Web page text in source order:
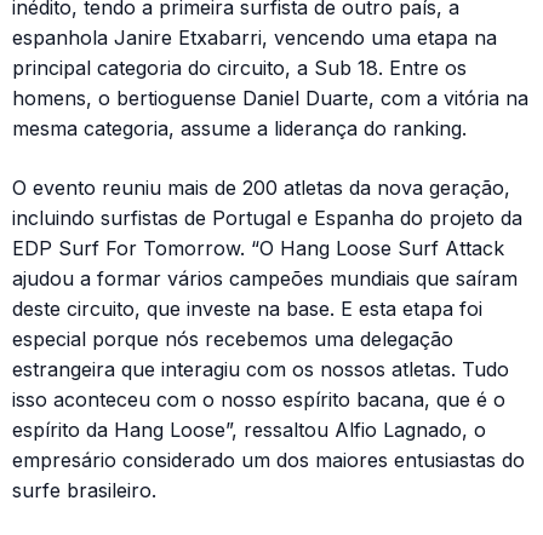
inédito, tendo a primeira surfista de outro país, a
espanhola Janire Etxabarri, vencendo uma etapa na
principal categoria do circuito, a Sub 18. Entre os
homens, o bertioguense Daniel Duarte, com a vitória na
mesma categoria, assume a liderança do ranking.
O evento reuniu mais de 200 atletas da nova geração,
incluindo surfistas de Portugal e Espanha do projeto da
EDP Surf For Tomorrow. “O Hang Loose Surf Attack
ajudou a formar vários campeões mundiais que saíram
deste circuito, que investe na base. E esta etapa foi
especial porque nós recebemos uma delegação
estrangeira que interagiu com os nossos atletas. Tudo
isso aconteceu com o nosso espírito bacana, que é o
espírito da Hang Loose”, ressaltou Alfio Lagnado, o
empresário considerado um dos maiores entusiastas do
surfe brasileiro.